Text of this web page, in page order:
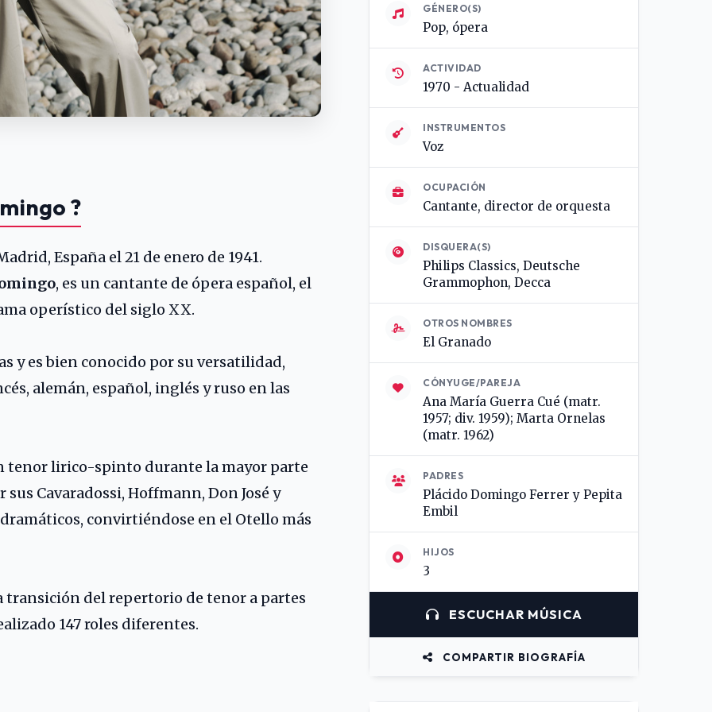
?
España el 21 de enero de 1941.
, es un cantante de ópera español, el
operístico del siglo XX.
y es bien conocido por su versatilidad,
alemán, español, inglés y ruso en las
lirico-spinto durante la mayor parte
Cavaradossi, Hoffmann, Don José y
convirtiéndose en el Otello más
transición del repertorio de tenor a partes
147 roles diferentes.
GÉNERO(S)
Pop, ópera
ACTIVIDAD
1970 - Actualidad
INSTRUMENTOS
Voz
OCUPACIÓN
Cantante, director de orquesta
DISQUERA(S)
Philips Classics, Deutsche
Grammophon, Decca
OTROS NOMBRES
El Granado
CÓNYUGE/PAREJA
Ana María Guerra Cué (matr.
1957; div. 1959); Marta Ornelas
(matr. 1962)
PADRES
Plácido Domingo Ferrer y Pepita
Embil
HIJOS
3
ESCUCHAR MÚSICA
COMPARTIR BIOGRAFÍA